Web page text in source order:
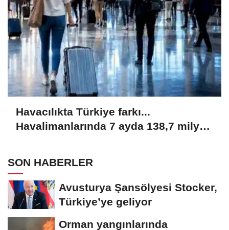
Havacılıkta Türkiye farkı...
Havalimanlarında 7 ayda 138,7 milyon
SON HABERLER
Avusturya Şansölyesi Stocker,
Türkiye’ye geliyor
Orman yangınlarında